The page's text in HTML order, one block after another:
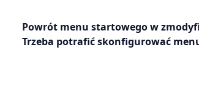
Powrót menu startowego w
Trzeba potrafić skonfigurować